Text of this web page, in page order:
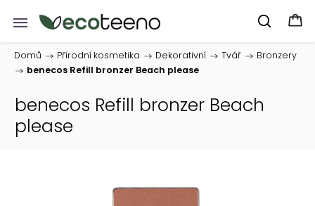
Domů / Přírodní kosmetika / Dekorativní / Tvář /
Bronzery
/
benecos Refill bronzer Beach please
benecos Refill bronzer Beach
please